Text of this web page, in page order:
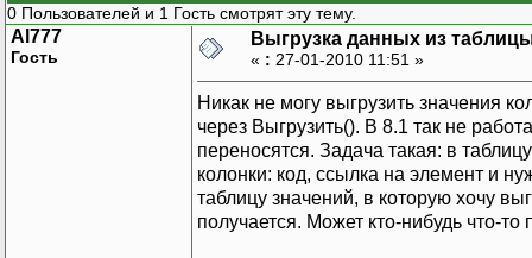
0 Пользователей и 1 Гость смотрят эту тему.
Al777
Гость
Выгрузка данных из
« : 27-01-2010 11:51 »
Никак не могу выгрузить значения
через Выгрузить(). В 8.1 так не
переносятся. Задача такая: в
колонки: код, ссылка на элемент и
таблицу значений, в которую хочу
получается. Может кто-нибудь что-то